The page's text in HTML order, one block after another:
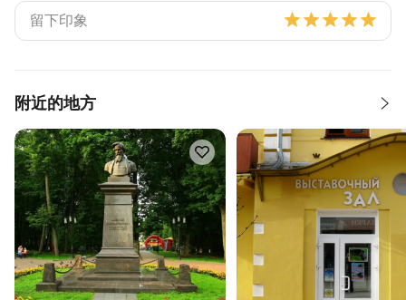
附近的地方